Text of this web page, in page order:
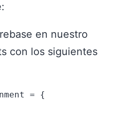
en nuestro
con los siguientes
= {